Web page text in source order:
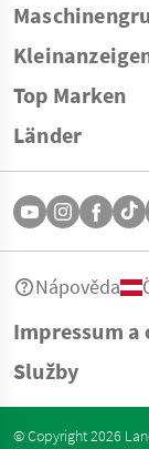
Top Marken
Länder
Impressum a
Služby
Nápověda
© Copyright 2026